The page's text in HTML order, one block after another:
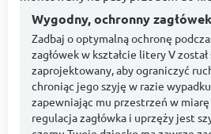
Wygodny, ochronny zagłówek
Zadbaj o optymalną ochronę
zagłówek w kształcie litery V
zaprojektowany, aby ograniczyć
chroniąc jego szyję w razie
zapewniając mu przestrzeń w
regulacja zagłówka i uprzęży jest